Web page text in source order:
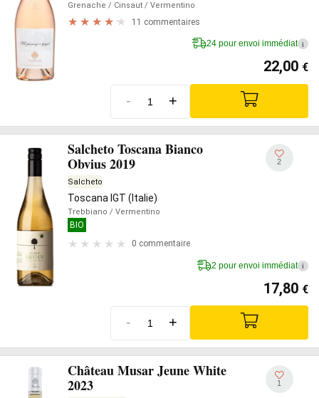
Grenache / Cinsaut / Vermentino
11 commentaires
24 pour envoi immédiat i
22,00 €
- +
Salcheto Toscana Bianco
Obvius 2019
Salcheto
Toscana IGT (Italie)
Trebbiano / Vermentino
BIO
0 commentaire
2
2 pour envoi immédiat i
17,80 €
- +
Château Musar Jeune White
2023
1